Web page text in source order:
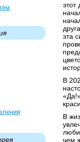
эта
В
В
чем